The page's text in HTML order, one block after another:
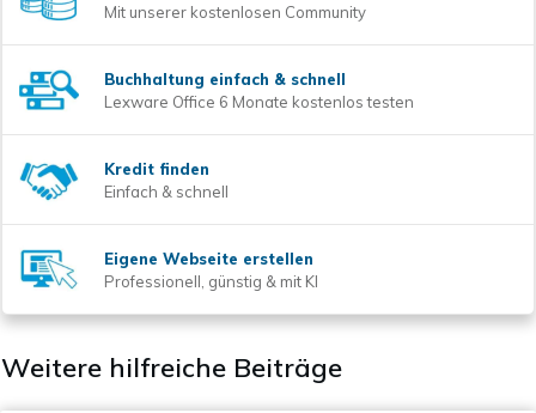
Mit unserer kostenlosen Community
Buchhaltung einfach & schnell
Lexware Office 6 Monate kostenlos testen
Kredit finden
Einfach & schnell
Eigene Webseite erstellen
Professionell, günstig & mit KI
Weitere hilfreiche Beiträge